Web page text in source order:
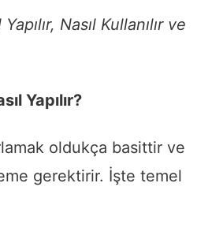
Nasıl Kullanılır ve
Yapılır?
oldukça basittir ve
gerektirir. İşte temel